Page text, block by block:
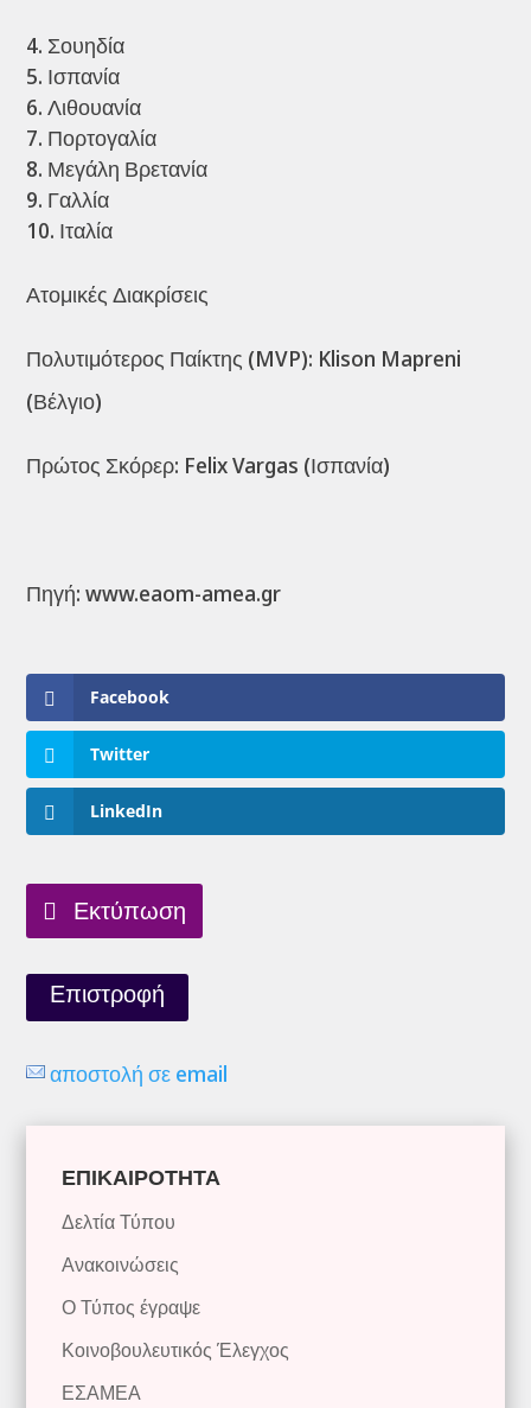
Σουηδία
Ισπανία
Λιθουανία
Πορτογαλία
Μεγάλη Βρετανία
Γαλλία
Ιταλία
Ατομικές Διακρίσεις
Πολυτιμότερος Παίκτης (MVP): Klison Mapreni
(Βέλγιο)
Πρώτος Σκόρερ: Felix Vargas (Ισπανία)
Πηγή: www.eaom-amea.gr
Facebook
Twitter
LinkedIn
Εκτύπωση
Επιστροφή
αποστολή σε email
ΕΠΙΚΑΙΡΟΤΗΤΑ
Δελτία Τύπου
Ανακοινώσεις
Ο Τύπος έγραψε
Κοινοβουλευτικός Έλεγχος
ΕΣΑΜΕΑ